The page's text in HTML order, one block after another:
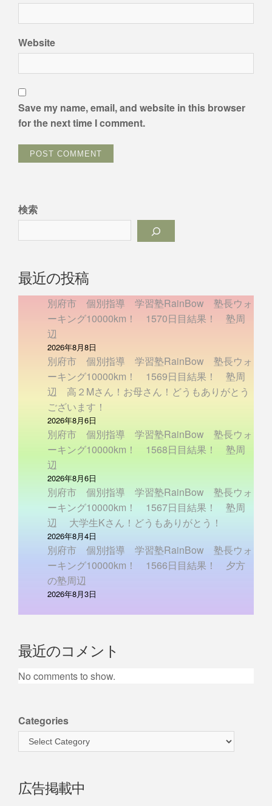
Website
Save my name, email, and website in this browser
for the next time I comment.
検索
最近の投稿
別府市 個別指導 学習塾RainBow 塾長ウォ
ーキング10000km！ 1570日目結果！ 塾周
辺
2026年8月8日
別府市 個別指導 学習塾RainBow 塾長ウォ
ーキング10000km！ 1569日目結果！ 塾周
辺 高２Mさん！お母さん！どうもありがとう
ございます！
2026年8月6日
別府市 個別指導 学習塾RainBow 塾長ウォ
ーキング10000km！ 1568日目結果！ 塾周
辺
2026年8月6日
別府市 個別指導 学習塾RainBow 塾長ウォ
ーキング10000km！ 1567日目結果！ 塾周
辺 大学生Kさん！どうもありがとう！
2026年8月4日
別府市 個別指導 学習塾RainBow 塾長ウォ
ーキング10000km！ 1566日目結果！ 夕方
の塾周辺
2026年8月3日
最近のコメント
No comments to show.
Categories
広告掲載中